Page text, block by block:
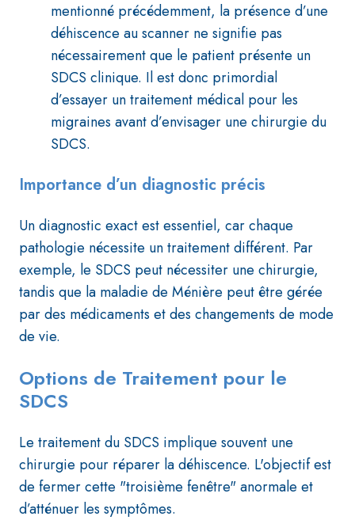
mentionné précédemment, la présence d’une
déhiscence au scanner ne signifie pas
nécessairement que le patient présente un
SDCS clinique. Il est donc primordial
d’essayer un traitement médical pour les
migraines avant d’envisager une chirurgie du
SDCS.
Importance d’un diagnostic précis
Un diagnostic exact est essentiel, car chaque
pathologie nécessite un traitement différent. Par
exemple, le SDCS peut nécessiter une chirurgie,
tandis que la maladie de Ménière peut être gérée
par des médicaments et des changements de mode
de vie.
Options de Traitement pour le
SDCS
Le traitement du SDCS implique souvent une
chirurgie pour réparer la déhiscence. L'objectif est
de fermer cette "troisième fenêtre" anormale et
d’atténuer les symptômes.